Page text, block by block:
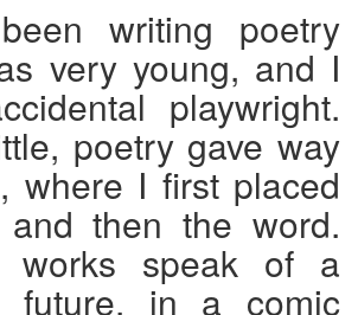
writing poetry
very young, and I
playwright.
poetry gave way
where I first placed
then the word.
works speak of a
future, in a comic